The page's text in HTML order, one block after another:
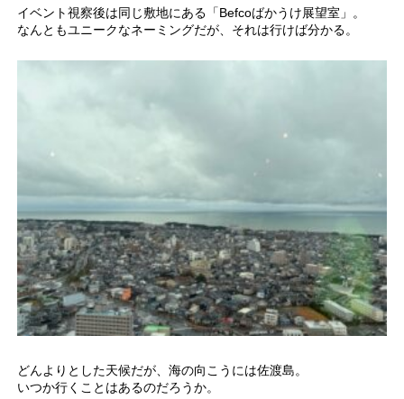
イベント視察後は同じ敷地にある「Befcoばかうけ展望室」。
なんともユニークなネーミングだが、それは行けば分かる。
どんよりとした天候だが、海の向こうには佐渡島。
いつか行くことはあるのだろうか。